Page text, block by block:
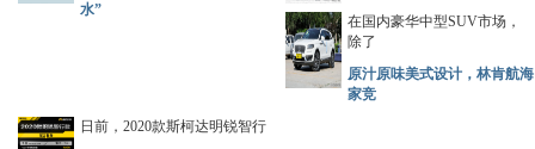
水”
在国内豪华中型SUV市场，
除了
原汁原味美式设计，林肯航海
家竞
日前，2020款斯柯达明锐智行